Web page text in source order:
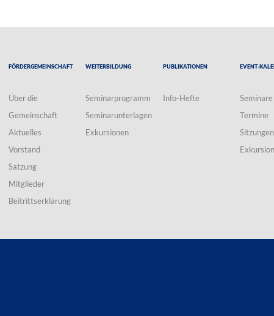
Fördergemeinschaft
Über die
Gemeinschaft
Aktuelles
Vorstand
Satzung
Mitglieder
Beitrittserklärung
Weiterbildung
Seminarprogramm
Seminarunterlagen
Exkursionen
Publikationen
Info-Hefte
Event-
Seminare
Termine
Sitzungen